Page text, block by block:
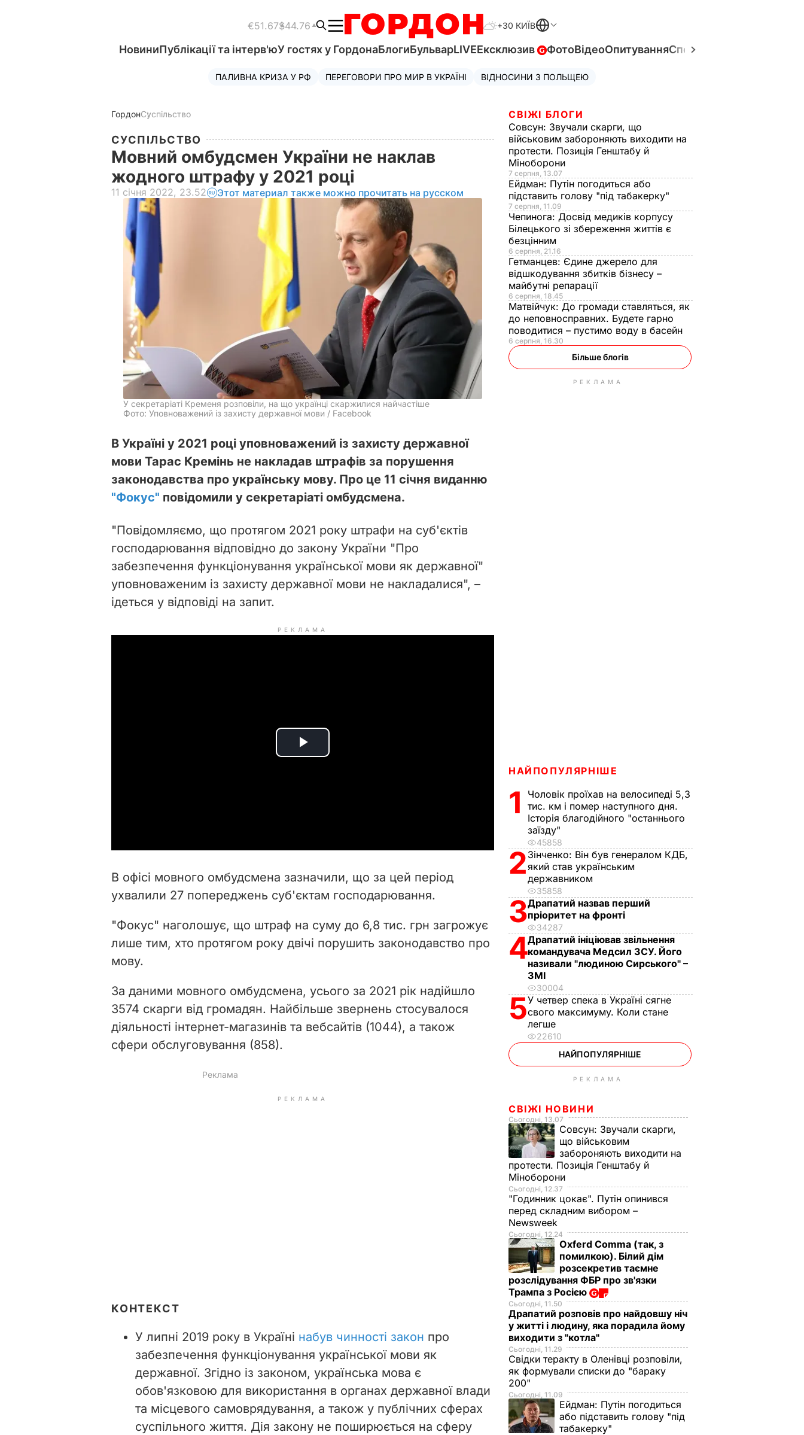
€51.67$44.76 +30 КИЇВ
НовиниПублікації та інтерв'юУ гостях у ГордонаБлогиБульварLIVEЕксклюзив ФотоВідеоОпитуванняСпецпроєкти
ПАЛИВНА КРИЗА У РФ ПЕРЕГОВОРИ ПРО МИР В УКРАЇНІ ВІДНОСИНИ З ПОЛЬЩЕЮ
ГордонСуспільство
СУСПІЛЬСТВО
Мовний омбудсмен України не наклав
жодного штрафу у 2021 році
11 січня 2022, 23.52 Этот материал также можно прочитать на русском
У секретаріаті Кременя розповіли, на що українці скаржилися найчастіше
Фото: Уповноважений із захисту державної мови / Facebook
В Україні у 2021 році уповноважений із захисту державної
мови Тарас Кремінь не накладав штрафів за порушення
законодавства про українську мову. Про це 11 січня виданню
"Фокус" повідомили у секретаріаті омбудсмена.
"Повідомляємо, що протягом 2021 року штрафи на суб'єктів
господарювання відповідно до закону України "Про
забезпечення функціонування української мови як державної"
уповноваженим із захисту державної мови не накладалися", –
ідеться у відповіді на запит.
РЕКЛАМА
P
i
d
e
В офісі мовного омбудсмена зазначили, що за цей період
ухвалили 27 попереджень суб'єктам господарювання.
"Фокус" наголошує, що штраф на суму до 6,8 тис. грн загрожує
лише тим, хто протягом року двічі порушить законодавство про
мову.
За даними мовного омбудсмена, усього за 2021 рік надійшло
3574 скарги від громадян. Найбільше звернень стосувалося
діяльності інтернет-магазинів та вебсайтів (1044), а також
сфери обслуговування (858).
РЕКЛАМА
КОНТЕКСТ
У липні 2019 року в Україні набув чинності закон про
забезпечення функціонування української мови як
державної. Згідно із законом, українська мова є
обов'язковою для використання в органах державної влади
та місцевого самоврядування, а також у публічних сферах
суспільного життя. Дія закону не поширюється на сферу
СВІЖІ БЛОГИ
Совсун: Звучали скарги, що
військовим забороняють виходити на
протести. Позиція Генштабу й
Міноборони
7 серпня, 13.07
Ейдман: Путін погодиться або
підставить голову "під табакерку"
7 серпня, 11.09
Чепинога: Досвід медиків корпусу
Білецького зі збереження життів є
безцінним
6 серпня, 21.16
Гетманцев: Єдине джерело для
відшкодування збитків бізнесу –
майбутні репарації
6 серпня, 18.45
Матвійчук: До громади ставляться, як
до неповносправних. Будете гарно
поводитися – пустимо воду в басейн
6 серпня, 16.30
Більше блогів
РЕКЛАМА
НАЙПОПУЛЯРНІШЕ
1
Чоловік проїхав на велосипеді 5,3
тис. км і помер наступного дня.
Історія благодійного "останнього
заїзду"
45858
2 Зінченко: Він був генералом КДБ,
який став українським
державником
35858
3Драпатий назвав перший
пріоритет на фронті
34287
4Драпатий ініціював звільнення
командувача Медсил ЗСУ. Його
називали "людиною Сирського" –
ЗМІ
30004
5У четвер спека в Україні сягне
свого максимуму. Коли стане
легше
22610
НАЙПОПУЛЯРНІШЕ
РЕКЛАМА
СВІЖІ НОВИНИ
Сьогодні, 13.07
Совсун: Звучали скарги,
що військовим
забороняють виходити на
протести. Позиція Генштабу й
Міноборони
Сьогодні, 12.37
"Годинник цокає". Путін опинився
перед складним вибором –
Newsweek
Сьогодні, 12.24
Oxferd Comma (так, з
помилкою). Білий дім
розсекретив таємне
розслідування ФБР про зв'язки
Трампа з Росією
Сьогодні, 11.50
Драпатий розповів про найдовшу ніч
у житті і людину, яка порадила йому
виходити з "котла"
Сьогодні, 11.29
Свідки теракту в Оленівці розповіли,
як формували списки до "бараку
200"
Сьогодні, 11.09
Ейдман: Путін погодиться
або підставить голову "під
табакерку"